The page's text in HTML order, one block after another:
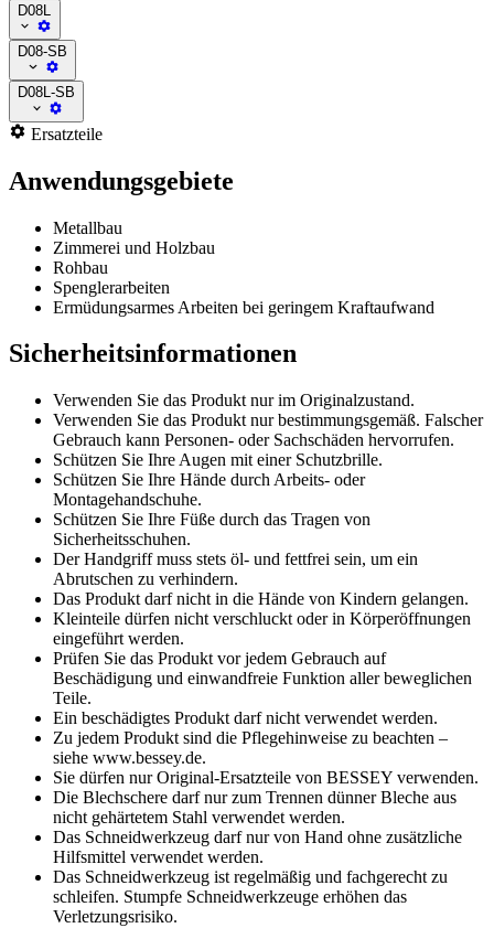
D08L
D08-SB
D08L-SB
Ersatzteile
Anwendungsgebiete
Metallbau
Zimmerei und Holzbau
Rohbau
Spenglerarbeiten
Ermüdungsarmes Arbeiten bei geringem Kraftaufwand
Sicherheitsinformationen
Verwenden Sie das Produkt nur im Originalzustand.
Verwenden Sie das Produkt nur bestimmungsgemäß. Falscher
Gebrauch kann Personen- oder Sachschäden hervorrufen.
Schützen Sie Ihre Augen mit einer Schutzbrille.
Schützen Sie Ihre Hände durch Arbeits- oder
Montagehandschuhe.
Schützen Sie Ihre Füße durch das Tragen von
Sicherheitsschuhen.
Der Handgriff muss stets öl- und fettfrei sein, um ein
Abrutschen zu verhindern.
Das Produkt darf nicht in die Hände von Kindern gelangen.
Kleinteile dürfen nicht verschluckt oder in Körperöffnungen
eingeführt werden.
Prüfen Sie das Produkt vor jedem Gebrauch auf
Beschädigung und einwandfreie Funktion aller beweglichen
Teile.
Ein beschädigtes Produkt darf nicht verwendet werden.
Zu jedem Produkt sind die Pflegehinweise zu beachten –
siehe www.bessey.de.
Sie dürfen nur Original-Ersatzteile von BESSEY verwenden.
Die Blechschere darf nur zum Trennen dünner Bleche aus
nicht gehärtetem Stahl verwendet werden.
Das Schneidwerkzeug darf nur von Hand ohne zusätzliche
Hilfsmittel verwendet werden.
Das Schneidwerkzeug ist regelmäßig und fachgerecht zu
schleifen. Stumpfe Schneidwerkzeuge erhöhen das
Verletzungsrisiko.